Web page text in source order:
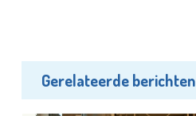
Gerelateerde berichten